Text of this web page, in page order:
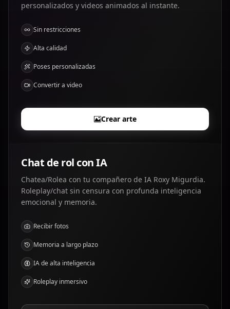
personalizados y videos animados al instante.
Sin restricciones
Alta calidad
Poses personalizadas
Convertir a video
Crear arte
Chat de rol con IA
Chatea/Rolea con tu compañero de IA Roxy Migurdia.
Roleplay/chat sin censura con profunda inteligencia
emocional y memoria.
Recibir fotos
Memoria a largo plazo
IA de alta inteligencia
Roleplay inmersivo